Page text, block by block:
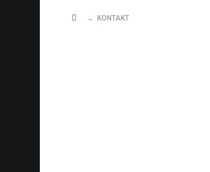
→ KONTAKT